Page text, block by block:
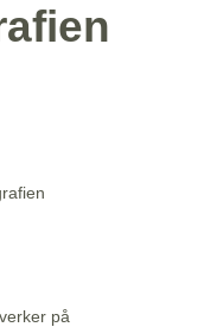
på